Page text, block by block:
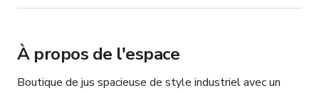
À propos de l'espace
Boutique de jus spacieuse de style industriel avec un